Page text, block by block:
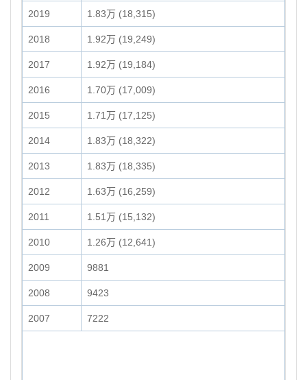
2019 1.83万 (18,315)
2018 1.92万 (19,249)
2017 1.92万 (19,184)
2016 1.70万 (17,009)
2015 1.71万 (17,125)
2014 1.83万 (18,322)
2013 1.83万 (18,335)
2012 1.63万 (16,259)
2011 1.51万 (15,132)
2010 1.26万 (12,641)
2009 9881
2008 9423
2007 7222